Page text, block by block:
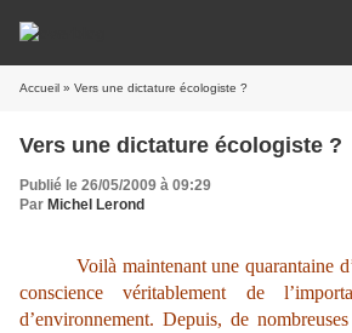
Accueil » Vers une dictature écologiste ?
Vers une dictature écologiste ?
Publié le 26/05/2009 à 09:29
Par Michel Lerond
Voilà maintenant une quarantaine
conscience véritablement de
d’environnement. Depuis, de